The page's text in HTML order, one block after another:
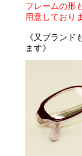
フレームの形
用意しており
《又ブランド
ます》